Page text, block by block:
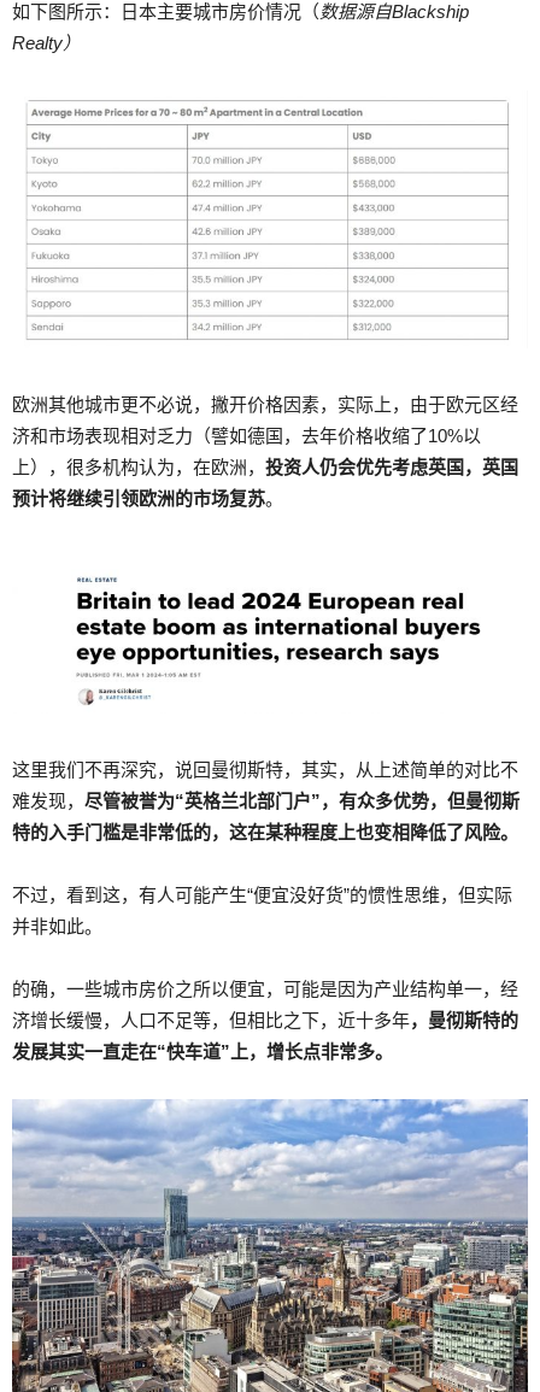
如下图所示：日本主要城市房价情况（数据源自Blackship
Realty）
欧洲其他城市更不必说，撇开价格因素，实际上，由于欧元区经
济和市场表现相对乏力（譬如德国，去年价格收缩了10%以
上），很多机构认为，在欧洲， 投资人仍会优先考虑英国，英国
预计将继续引领欧洲的市场复苏。
这里我们不再深究，说回曼彻斯特，其实，从上述简单的对比不
难发现， 尽管被誉为“英格兰北部门户”，有众多优势，但曼彻斯
特的入手门槛是非常低的，这在某种程度上也变相降低了风险。
不过，看到这，有人可能产生“便宜没好货”的惯性思维，但实际
并非如此。
的确，一些城市房价之所以便宜，可能是因为产业结构单一，经
济增长缓慢，人口不足等，但相比之下，近十多年，曼彻斯特的
发展其实一直走在“快车道”上，增长点非常多。